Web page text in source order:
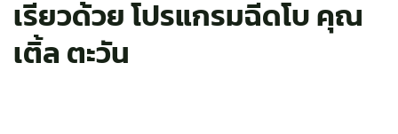
เรียวด้วย โปรแกรมฉีดโบ คุณ
เติ้ล ตะวัน